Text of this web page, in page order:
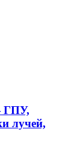
ГПУ,
лучей,